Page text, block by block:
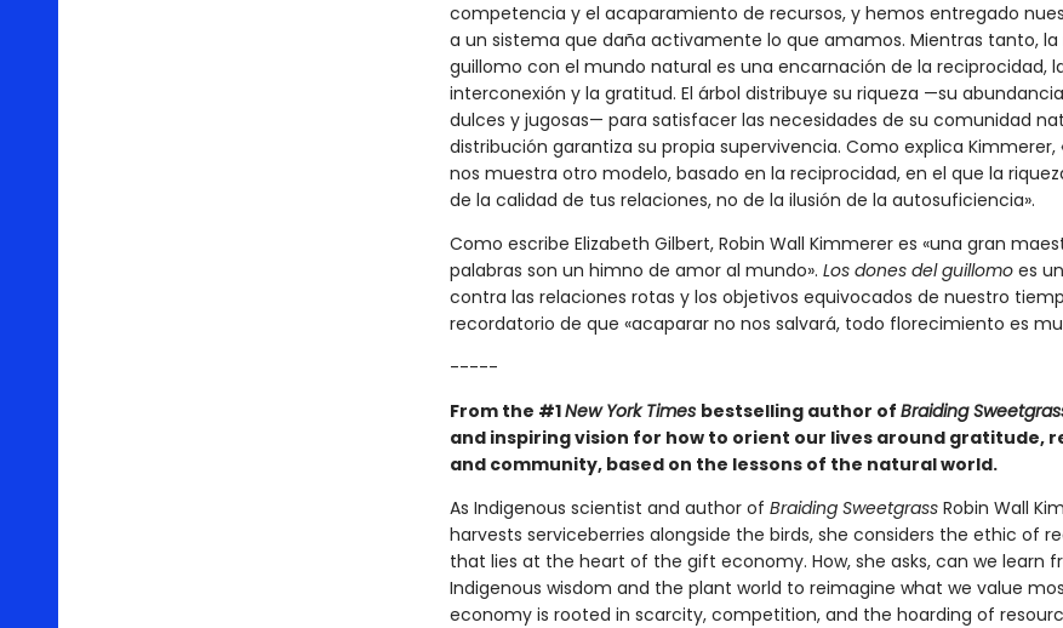
competencia y el acaparamiento de recursos, y hemos entregado
a un sistema que daña activamente lo que amamos. Mientras tanto, la
guillomo con el mundo natural es una encarnación de la reciprocidad,
interconexión y la gratitud. El árbol distribuye su riqueza —su
dulces y jugosas— para satisfacer las necesidades de su comunidad
distribución garantiza su propia supervivencia. Como explica Kimmerer,
nos muestra otro modelo, basado en la reciprocidad, en el que la
de la calidad de tus relaciones, no de la ilusión de la autosuficiencia».
Como escribe Elizabeth Gilbert, Robin Wall Kimmerer es «una gran
palabras son un himno de amor al mundo». Los dones del guillomoes
contra las relaciones rotas y los objetivos equivocados de nuestro
recordatorio de que «acaparar no nos salvará, todo florecimiento es
-----
From the #1New York Times bestselling author of Braiding
and inspiring vision for how to orient our lives around gratitude,
and community, based on the lessons of the natural world.
As Indigenous scientist and author of Braiding SweetgrassRobin Wall
harvests serviceberries alongside the birds, she considers the ethic of
that lies at the heart of the gift economy. How, she asks, can we learn
Indigenous wisdom and the plant world to reimagine what we value
economy is rooted in scarcity, competition, and the hoarding of